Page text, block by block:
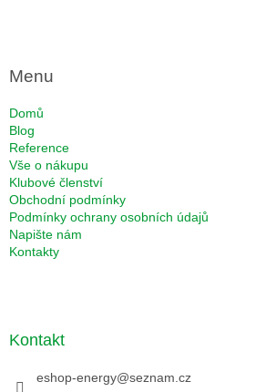
Menu
Domů
Blog
Reference
Vše o nákupu
Klubové členství
Obchodní podmínky
Podmínky ochrany osobních údajů
Napište nám
Kontakty
Kontakt
eshop-energy@seznam.cz